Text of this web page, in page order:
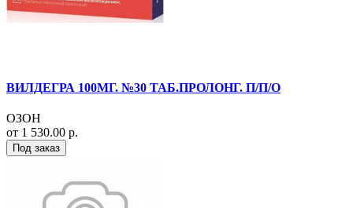
ВИЛДЕГРА 100МГ. №30 ТАБ.ПРОЛОНГ. П/П/О
ОЗОН
от 1 530.00 р.
Под заказ